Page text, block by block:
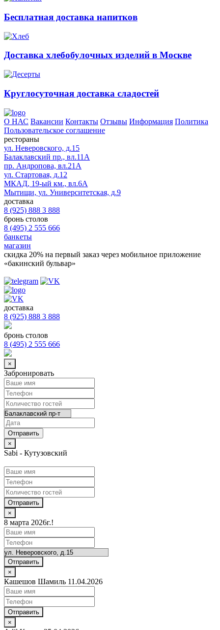
Бесплатная доставка напитков
Доставка хлебобулочных изделий в Москве
Круглосуточная доставка сладостей
О НАС Вакансии Контакты Отзывы Информация Политика
Пользовательское соглашение
рестораны
ул. Неверовского, д.15
Балаклавский пр., вл.11А
пр. Андропова, вл.21А
ул. Стартовая, д.12
МКАД, 19-ый км., вл.6А
Мытищи, ул. Университетская, д.9
доставка
8 (925) 888 3 888
бронь столов
8 (495) 2 555 666
банкеты
магазин
скидка 20% на первый заказ через мобильное приложение
«бакинский бульвар»
доставка
8 (925) 888 3 888
бронь столов
8 (495) 2 555 666
×
Забронировать
×
Sabi - Кутузовский
Отправить
×
8 марта 2026г.!
Отправить
×
Кашешов Шамиль 11.04.2026
Отправить
×